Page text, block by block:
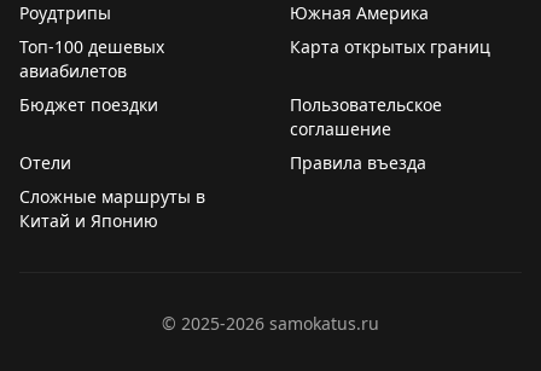
Роудтрипы
Южная Америка
Топ-100 дешевых
авиабилетов
Карта открытых границ
Бюджет поездки
Пользовательское
соглашение
Отели
Правила въезда
Сложные маршруты в
Китай и Японию
© 2025-2026 samokatus.ru